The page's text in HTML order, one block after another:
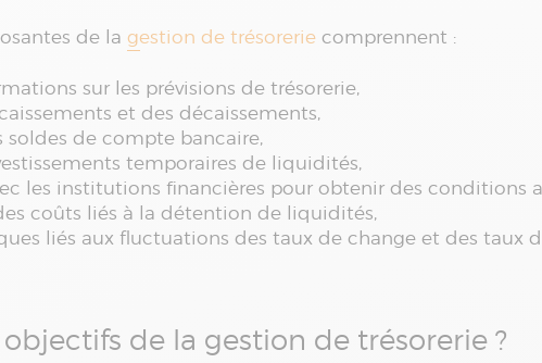
de la gestion de trésorerie comprennent :
sur les prévisions de trésorerie,
et des décaissements,
soldes de compte bancaire,
temporaires de liquidités,
les institutions financières pour obtenir des conditions
coûts liés à la détention de liquidités,
liés aux fluctuations des taux de change et des taux
de la gestion de trésorerie ?